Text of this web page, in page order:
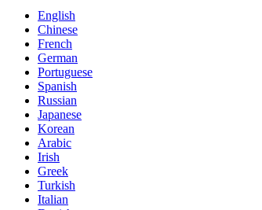
English
Chinese
French
German
Portuguese
Spanish
Russian
Japanese
Korean
Arabic
Irish
Greek
Turkish
Italian